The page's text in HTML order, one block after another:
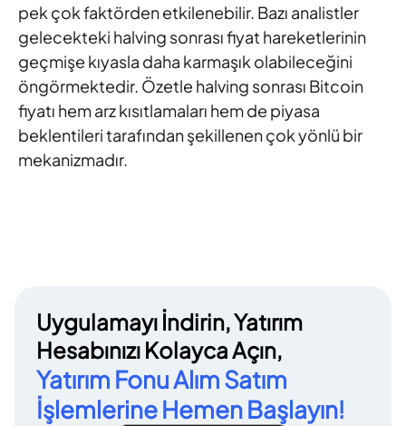
pek çok faktörden etkilenebilir. Bazı analistler
gelecekteki halving sonrası fiyat hareketlerinin
geçmişe kıyasla daha karmaşık olabileceğini
öngörmektedir. Özetle halving sonrası Bitcoin
fiyatı hem arz kısıtlamaları hem de piyasa
beklentileri tarafından şekillenen çok yönlü bir
mekanizmadır.
Uygulamayı İndirin, Yatırım
Hesabınızı Kolayca Açın,
Yatırım Fonu Alım Satım
İşlemlerine Hemen Başlayın!